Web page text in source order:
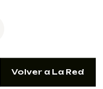
Volver a La Red